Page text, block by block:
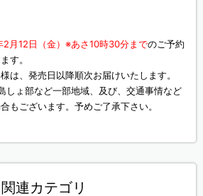
2月12日（金）※あさ10時30分までのご予約
す。
は、発売日以降順次お届けいたします。
しょ部など一部地域、及び、交通事情など
もございます。予めご了承下さい。
関連カテゴリ